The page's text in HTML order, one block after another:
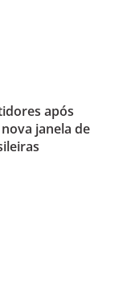
após
janela de